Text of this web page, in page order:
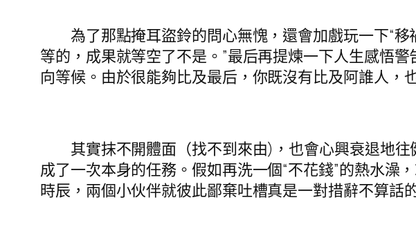
為了那點掩耳盜鈴的問心無愧，還會加戲玩一下“移
等的，成果就等空了不是。”最后再提煉一下人生感悟
向等候。由於很能夠比及最后，你既沒有比及阿誰人，
其實抹不開體面（找不到來由)，也會心興衰退地往
成了一次本身的任務。假如再洗一個“不花錢”的熱水澡
時辰，兩個小伙伴就彼此鄙棄吐槽真是一對措辭不算話